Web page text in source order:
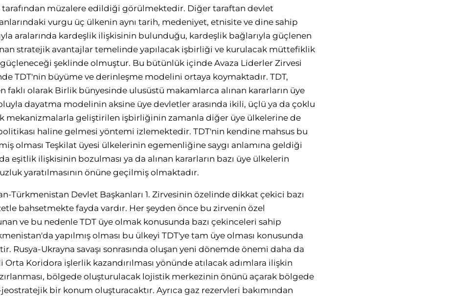
tarafından müzalere edildiği görülmektedir. Diğer taraftan devlet
vurgu üç ülkenin aynı tarih, medeniyet, etnisite ve dine sahip
aralarında kardeşlik ilişkisinin bulunduğu, kardeşlik bağlarıyla güçlenen
stratejik avantajlar temelinde yapılacak işbirliği ve kurulacak müttefiklik
şeklinde olmuştur. Bu bütünlük içinde Avaza Liderler Zirvesi
TDT'nin büyüme ve derinleşme modelini ortaya koymaktadır. TDT,
faklı olarak Birlik bünyesinde ulusüstü makamlarca alınan kararların üye
dayatma modelinin aksine üye devletler arasında ikili, üçlü ya da çoklu
mekanizmalarla geliştirilen işbirliğinin zamanla diğer üye ülkelerine de
haline gelmesi yöntemi izlemektedir. TDT'nin kendine mahsus bu
olması Teşkilat üyesi ülkelerinin egemenliğine saygı anlamına geldiği
eşitlik ilişkisinin bozulması ya da alınan kararların bazı üye ülkelerin
yaratılmasının önüne geçilmiş olmaktadır.
Türkmenistan Devlet Başkanları 1. Zirvesinin özelinde dikkat çekici bazı
bahsetmekte fayda vardır. Her şeyden önce bu zirvenin özel
ve bu nedenle TDT üye olmak konusunda bazı çekinceleri sahip
yapılmış olması bu ülkeyi TDT'ye tam üye olması konusunda
Rusya-Ukrayna savaşı sonrasında oluşan yeni dönemde önemi daha da
Orta Koridora işlerlik kazandırılması yönünde atılacak adımlara ilişkin
bölgede oluşturulacak lojistik merkezinin önünü açarak bölgede
bir konum oluşturacaktır. Ayrıca gaz rezervleri bakımından